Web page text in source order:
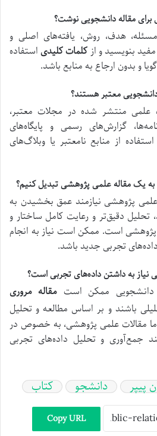
مقاله دانشجویی نوشت؟
هدف، روش، یافته‌های اصلی و
بنویسید و ازکلمات کلیدیاستفاده
و بدون ارجاع به منابع باشد.
معتبر هستند؟
علمی منتشر شده در مجلات معتبر،
گزارش‌های رسمی و پایگاه‌های
از منابع نامعتبر یا وبلاگ‌های
یک مقاله علمی پژوهشی تبدیل کنیم؟
پژوهشی نیازمند عمق بخشیدن به
تحلیل دقیق‌تر و رعایت کامل ساختار و
پژوهشی است. ممکن است نیاز به انجام
تجربی جدید باشد.
نیاز به داشتن داده‌های تجربی است؟
دانشجویی ممکن است مقاله مروری
باشند و بر اساس مطالعه و تحلیل
مقالات علمی پژوهشی، به خصوص در
جمع‌آوری و تحلیل داده‌های تجربی
پیپر دانشجو کتاب
Copy URL